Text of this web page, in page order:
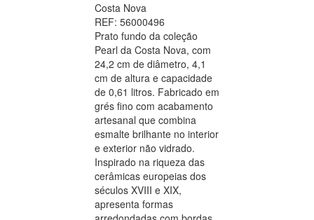
Costa Nova
REF: 56000496
Prato fundo da coleção
Pearl da Costa Nova, com
24,2 cm de diâmetro, 4,1
cm de altura e capacidade
de 0,61 litros. Fabricado em
grés fino com acabamento
artesanal que combina
esmalte brilhante no interior
e exterior não vidrado.
Inspirado na riqueza das
cerâmicas europeias dos
séculos XVIII e XIX,
apresenta formas